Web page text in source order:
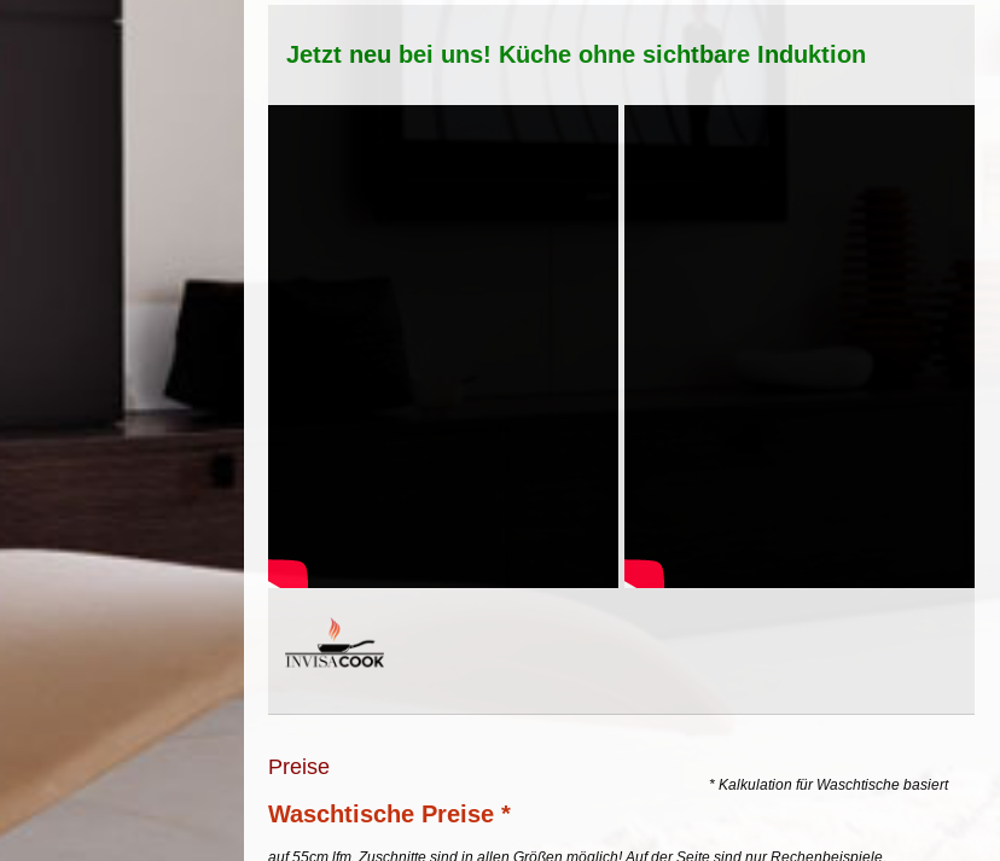
Jetzt neu bei uns! Küche ohne sichtbare Induktion
Preise
Waschtische Preise *
* Kalkulation für Waschtische basiert
auf 55cm lfm. Zuschnitte sind in allen Größen möglich! Auf der Seite sind nur Rechenbeispiele.